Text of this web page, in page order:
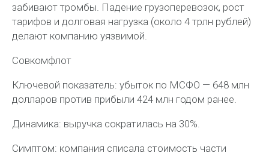
забивают тромбы. Падение грузоперевозок, рост
тарифов и долговая нагрузка (около 4 трлн рублей)
делают компанию уязвимой.
Совкомфлот
Ключевой показатель: убыток по МСФО — 648 млн
долларов против прибыли 424 млн годом ранее.
Динамика: выручка сократилась на 30%.
Симптом: компания списала стоимость части